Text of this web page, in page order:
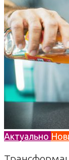
Актуально